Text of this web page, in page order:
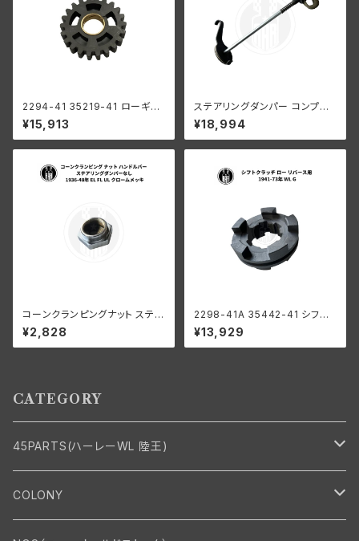
2294-41 35219-41 ローギア
1速
¥15,913
ステアリングダンパー コンプリ
ート グリーンレバー ハーレーダ
ビッドソン WLA WLC
¥18,994
コーンクランピングナット ステア
リングダンパーなし 1936-48
年 EL FL UL クローム
¥2,828
2298-41A 35442-41 シフト
クラッチ ロー リバース用 ハー
レーダビッドソン 1941-73年
WL G
¥13,929
CATEGORY
45PARTS(ハーレーWL 陸王)
エンジン
COLONY